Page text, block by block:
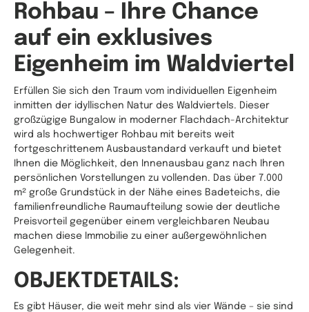
Rohbau – Ihre Chance
auf ein exklusives
Eigenheim im Waldviertel
Erfüllen Sie sich den Traum vom individuellen Eigenheim
inmitten der idyllischen Natur des Waldviertels. Dieser
großzügige Bungalow in moderner Flachdach-Architektur
wird als hochwertiger Rohbau mit bereits weit
fortgeschrittenem Ausbaustandard verkauft und bietet
Ihnen die Möglichkeit, den Innenausbau ganz nach Ihren
persönlichen Vorstellungen zu vollenden. Das über 7.000
m² große Grundstück in der Nähe eines Badeteichs, die
familienfreundliche Raumaufteilung sowie der deutliche
Preisvorteil gegenüber einem vergleichbaren Neubau
machen diese Immobilie zu einer außergewöhnlichen
Gelegenheit.
OBJEKTDETAILS:
Es gibt Häuser, die weit mehr sind als vier Wände – sie sind